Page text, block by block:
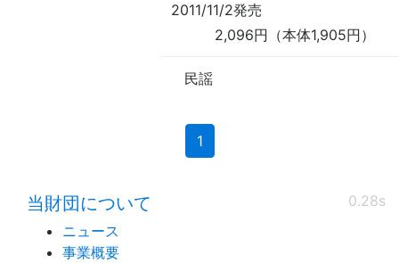
2011/11/2発売
2,096円（本体1,905円）
民謡
1(current)
0.28s
当財団について
ニュース
事業概要